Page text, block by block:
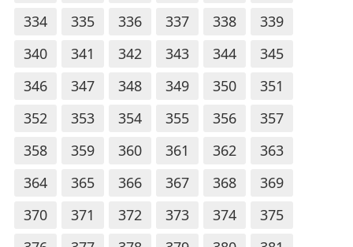
334
335 336 337 338
339
340
341 342 343 344
345
346
347 348 349 350
351
352
353 354 355 356
357
358
359 360 361 362
363
364
365 366 367 368
369
370
371 372 373 374
375